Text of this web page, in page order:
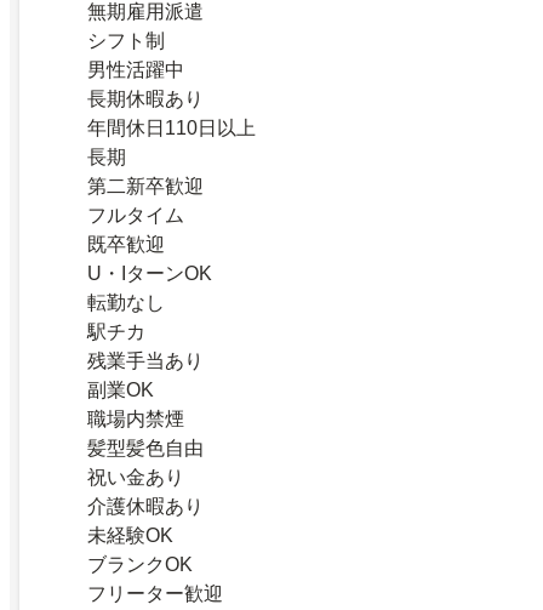
無期雇用派遣
シフト制
男性活躍中
長期休暇あり
年間休日110日以上
長期
第二新卒歓迎
フルタイム
既卒歓迎
U・IターンOK
転勤なし
駅チカ
残業手当あり
副業OK
職場内禁煙
髪型髪色自由
祝い金あり
介護休暇あり
未経験OK
ブランクOK
フリーター歓迎